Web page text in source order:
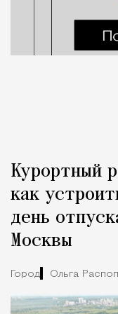
Курортный
как
день
Москвы
Город Ольга